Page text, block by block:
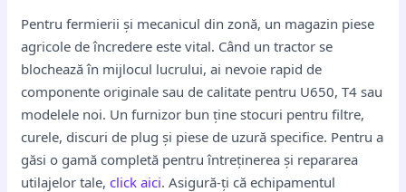
Pentru fermierii și mecanicul din zonă, un magazin piese
agricole de încredere este vital. Când un tractor se
blochează în mijlocul lucrului, ai nevoie rapid de
componente originale sau de calitate pentru U650, T4 sau
modelele noi. Un furnizor bun ține stocuri pentru filtre,
curele, discuri de plug și piese de uzură specifice. Pentru a
găsi o gamă completă pentru întreținerea și repararea
utilajelor tale,click aici. Asigură-ți că echipamentul